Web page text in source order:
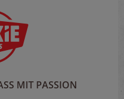
MIT PASSION